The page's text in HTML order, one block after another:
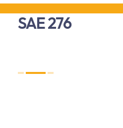
SAE 276